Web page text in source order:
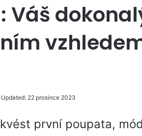
Váš
vzhledem
Updated: 22 prosince 2023
první poupata,